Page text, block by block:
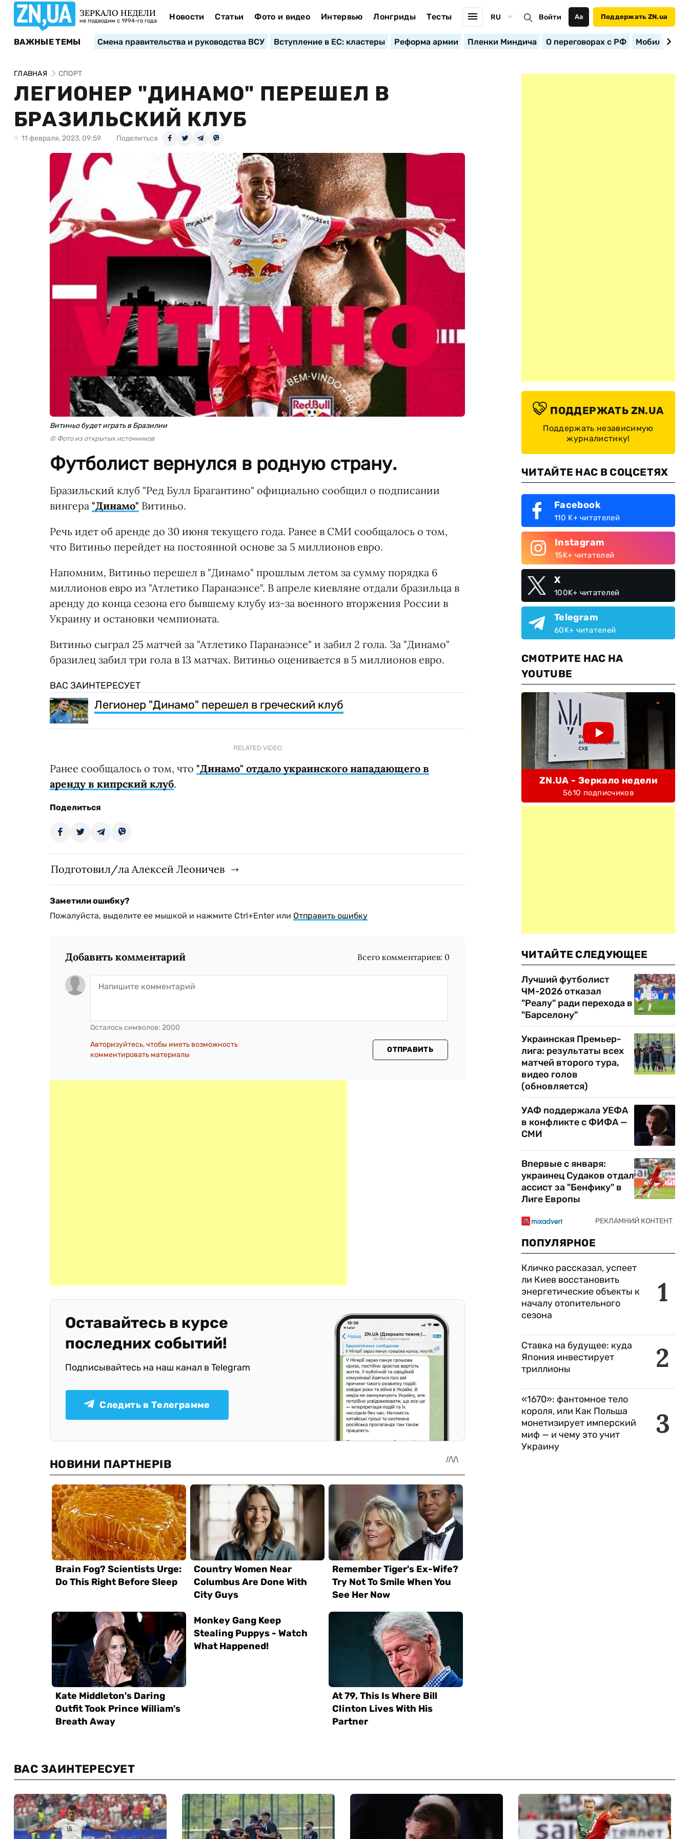
ЗЕРКАЛО НЕДЕЛИ
не подводим с 1994-го года Новости Статьи Фото и видео Интервью Лонгриды Тесты RU Войти Аа Поддержать ZN.ua
ВАЖНЫЕ ТЕМЫ Смена правительства и руководства ВСУ Вступление в ЕС: кластеры Реформа армии Пленки Миндича О переговорах с РФ
ГЛАВНАЯ СПОРТ
ЛЕГИОНЕР "ДИНАМО" ПЕРЕШЕЛ В
БРАЗИЛЬСКИЙ КЛУБ
11 февраля, 2023, 09:59 Поделиться
Витиньо будет играть в Бразилии
© Фото из открытых источников
Футболист вернулся в родную страну.
Бразильский клуб "Ред Булл Брагантино" официально сообщил о подписании
вингера "Динамо" Витиньо.
Речь идет об аренде до 30 июня текущего года. Ранее в СМИ сообщалось о том,
что Витиньо перейдет на постоянной основе за 5 миллионов евро.
Напомним, Витиньо перешел в "Динамо" прошлым летом за сумму порядка 6
миллионов евро из "Атлетико Паранаэнсе". В апреле киевляне отдали бразильца в
аренду до конца сезона его бывшему клубу из-за военного вторжения России в
Украину и остановки чемпионата.
Витиньо сыграл 25 матчей за "Атлетико Паранаэнсе" и забил 2 гола. За "Динамо"
бразилец забил три гола в 13 матчах. Витиньо оценивается в 5 миллионов евро.
ВАС ЗАИНТЕРЕСУЕТ
Легионер "Динамо" перешел в греческий клуб
RELATED VIDEO
Ранее сообщалось о том, что "Динамо" отдало украинского нападающего в
аренду в кипрский клуб.
Поделиться
Подготовил/ла Алексей Леоничев
Заметили ошибку?
Пожалуйста, выделите ее мышкой и нажмите Ctrl+Enter или Отправить ошибку
Добавить комментарий Всего комментариев: 0
Осталось символов: 2000
Авторизуйтесь, чтобы иметь возможность
комментировать материалы
ОТПРАВИТЬ
Оставайтесь в курсе
последних событий!
Подписывайтесь на наш канал в Telegram
Следить в Телеграмме
ПОДДЕРЖАТЬ ZN.UA
Поддержать независимую
журналистику!
ЧИТАЙТЕ НАС В СОЦСЕТЯХ
Facebook
110 K+ читателей
Instagram
15K+ читателей
X
100K+ читателей
Telegram
60K+ читателей
СМОТРИТЕ НАС НА
YOUTUBE
ZN.UA - Зеркало недели
5610 подписчиков
ЧИТАЙТЕ СЛЕДУЮЩЕЕ
Лучший футболист
ЧМ-2026 отказал
"Реалу" ради перехода в
"Барселону"
Украинская Премьер-
лига: результаты всех
матчей второго тура,
видео голов
(обновляется)
УАФ поддержала УЕФА
в конфликте с ФИФА —
СМИ
Впервые с января:
украинец Судаков отдал
ассист за "Бенфику" в
Лиге Европы
ПОПУЛЯРНОЕ
1
Кличко рассказал, успеет
ли Киев восстановить
энергетические объекты к
началу отопительного
сезона
2
Ставка на будущее: куда
Япония инвестирует
триллионы
3
«1670»: фантомное тело
короля, или Как Польша
монетизирует имперский
миф — и чему это учит
Украину
ВАС ЗАИНТЕРЕСУЕТ